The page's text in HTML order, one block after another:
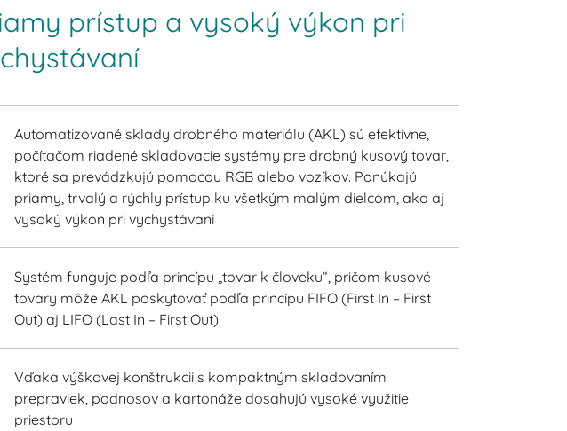
prístup a vysoký výkon pri
Automatizované sklady drobného materiálu (AKL) sú efektívne,
počítačom riadené skladovacie systémy pre drobný kusový tovar,
ktoré sa prevádzkujú pomocou RGB alebo vozíkov. Ponúkajú
priamy, trvalý a rýchly prístup ku všetkým malým dielcom, ako aj
vysoký výkon pri vychystávaní
Systém funguje podľa princípu „tovar k človeku“, pričom kusové
tovary môže AKL poskytovať podľa princípu FIFO (First In – First
Out) aj LIFO (Last In – First Out)
Vďaka výškovej konštrukcii s kompaktným skladovaním
prepraviek, podnosov a kartonáže dosahujú vysoké využitie
priestoru